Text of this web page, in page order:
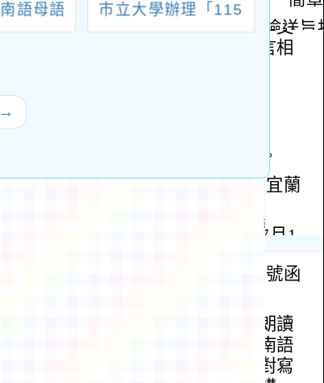
語母語
範研習
市立大學辦理「115
理「
法治
分班
技資
位賦
育應
及「
資訊各
→